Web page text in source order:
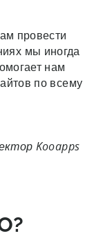
провести
мы иногда
нам
по всему
Kooapps